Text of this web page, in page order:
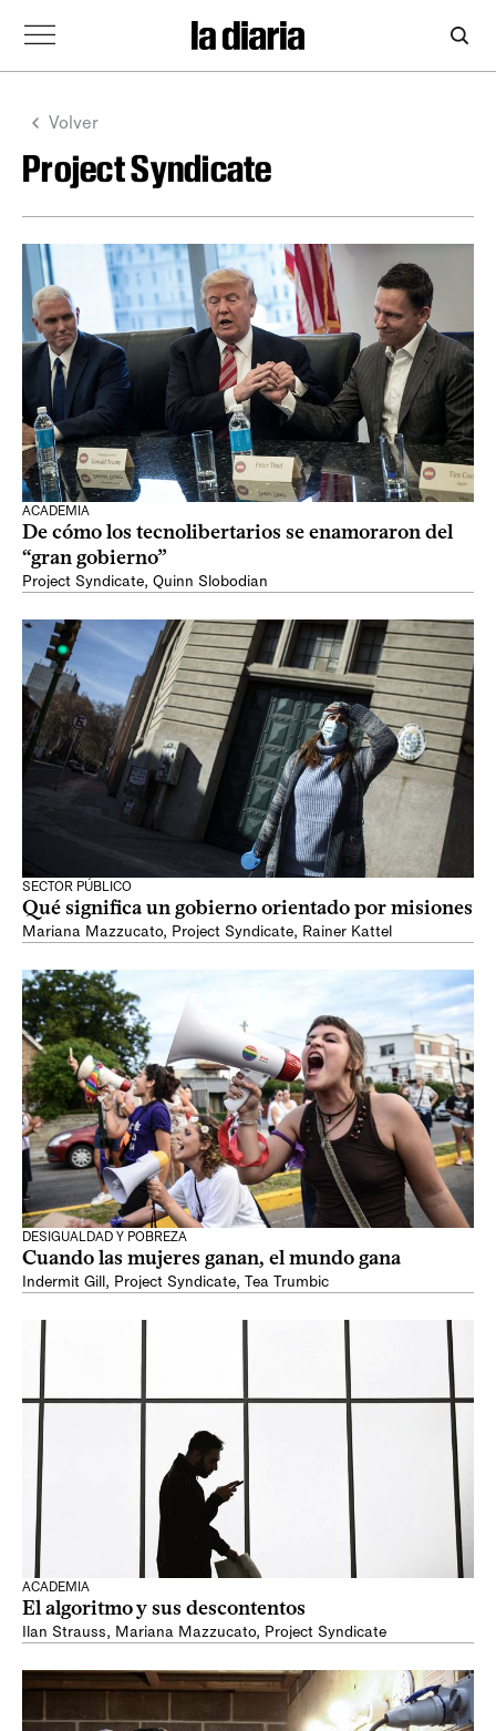
Volver
Project Syndicate
ACADEMIA
De cómo los tecnolibertarios se enamoraron del
“gran gobierno”
Project Syndicate, Quinn Slobodian
SECTOR PÚBLICO
Qué significa un gobierno orientado por misiones
Mariana Mazzucato, Project Syndicate, Rainer Kattel
DESIGUALDAD Y POBREZA
Cuando las mujeres ganan, el mundo gana
Indermit Gill, Project Syndicate, Tea Trumbic
ACADEMIA
El algoritmo y sus descontentos
Ilan Strauss, Mariana Mazzucato, Project Syndicate